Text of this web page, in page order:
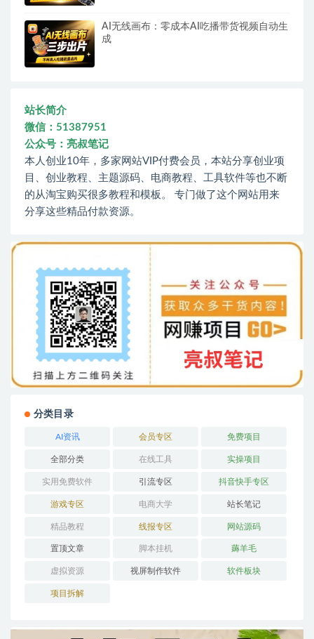
AI无线画布：零成本AI吃播带货视频自动生
成
站长简介
微信：51387951
公众号：亮叔笔记
本人创业10年，多家网站VIP付费会员，本站分享创业项
目、创业教程、主题源码、电商教程、工具软件等也不断
的从淘宝购买很多教程和模板。 专门做了这个网站用来
分享这些精品付款资源。
分类目录
AI资讯 会员专区 免费项目
全部分类 在线工具 实操项目
实用免费软件 引流专区 抖音快手专区
游戏专区 电商大学 站长笔记
精品教程 线报专区 网站源码
置顶文章 脚本挂机 薅羊毛
虚拟资源 视屏制作软件 软件板块
项目拆解